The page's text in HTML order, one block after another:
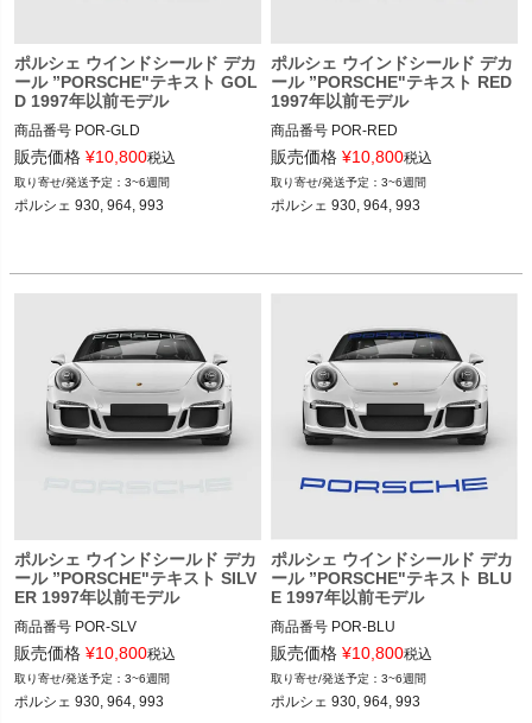
ポルシェ ウインドシールド デカ
ール ”PORSCHE"テキスト GOL
D 1997年以前モデル
商品番号 POR-GLD
POR-GLD
12ADS SKU: 無
販売価格 ¥10,800税込
3~6週間
ポルシェ 930, 964, 993
ポルシェ ウインドシールド デカ
ール ”PORSCHE"テキスト RED
1997年以前モデル
商品番号 POR-RED
POR-RED
12ADS SKU: 無
販売価格 ¥10,800税込
3~6週間
ポルシェ 930, 964, 993
ポルシェ ウインドシールド デカ
ール ”PORSCHE"テキスト SILV
ER 1997年以前モデル
商品番号 POR-SLV
POR-SLV
12ADS "Silver Metallic Gloss
12ADS SKU: 無
販売価格 ¥10,800税込
3~6週間
ポルシェ 930, 964, 993
ポルシェ ウインドシールド デカ
ール ”PORSCHE"テキスト BLU
E 1997年以前モデル
商品番号 POR-BLU
POR-BLU
12ADS SKU: 無
販売価格 ¥10,800税込
3~6週間